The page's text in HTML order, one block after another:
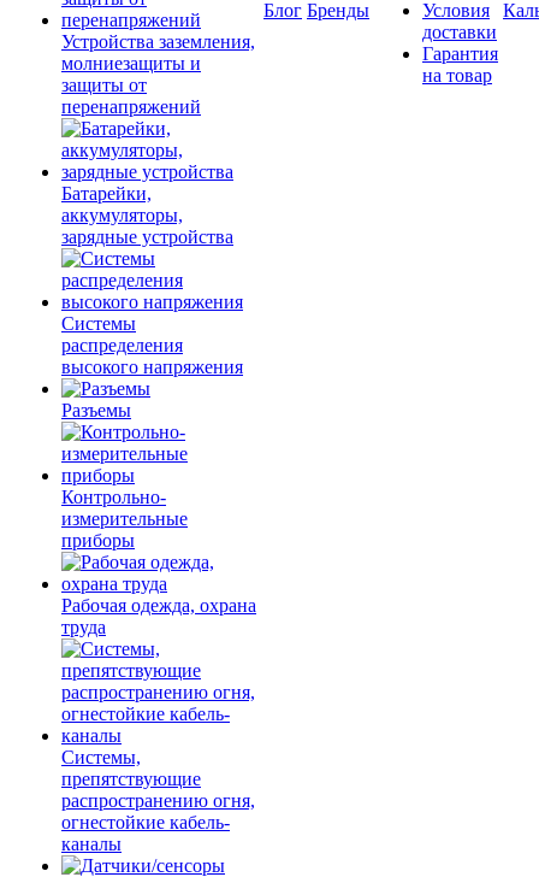
Устройства заземления,
молниезащиты и
защиты от
перенапряжений
Батарейки,
аккумуляторы,
зарядные устройства
Системы
распределения
высокого напряжения
Разъемы
Контрольно-
измерительные
приборы
Рабочая одежда, охрана
труда
Системы,
препятствующие
распространению огня,
огнестойкие кабель-
каналы
Блог Бренды
Условия
доставки
Гарантия
на товар